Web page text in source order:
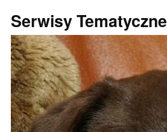
Serwisy Tematyczne